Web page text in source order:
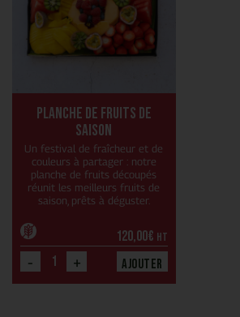
Planche de fruits de
saison
Un festival de fraîcheur et de
couleurs à partager : notre
planche de fruits découpés
réunit les meilleurs fruits de
saison, prêts à déguster.
120,00€ HT
- + Ajouter